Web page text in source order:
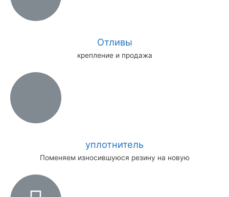
Отливы
крепление и продажа
уплотнитель
Поменяем износившуюся резину на новую